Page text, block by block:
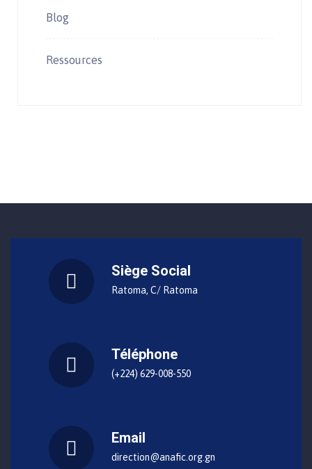
Blog
Ressources
Siège Social
Ratoma, C/ Ratoma
Téléphone
(+224) 629-008-550
Email
direction@anafic.org.gn